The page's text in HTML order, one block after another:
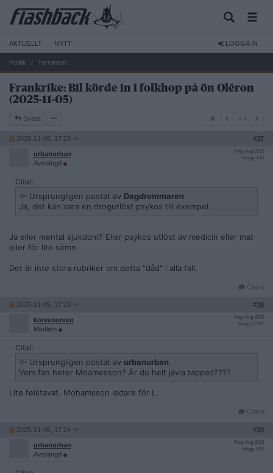
AKTUELLT NYTT LOGGA IN
Politik Terrorism
Frankrike: Bil körde in i folkhop på ön Oléron
(2025-11-05)
Svara 4
2025-11-05, 17:23 #37
urbanurban
Avstängd
Reg: Aug 2013
Inlägg: 613
Citat:
Ursprungligen postat av Dagdrommaren
Ja, det kan vara en drogutlöst psykos till exempel.
Ja eller mental sjukdom? Eller psykos utlöst av medicin eller mat
eller för lite sömn.
Det är inte stora rubriker om detta "dåd" i alla fall.
Citera
2025-11-05, 17:23 #38
korvenorven
Medlem
Reg: Aug 2018
Inlägg: 2 917
Citat:
Ursprungligen postat av urbanurban
Vem fan heter Moamesson? Är du helt jävla tappad????
Lite felstavat. Mohamsson ledare för L.
Citera
2025-11-05, 17:24 #39
urbanurban
Avstängd
Reg: Aug 2013
Inlägg: 613